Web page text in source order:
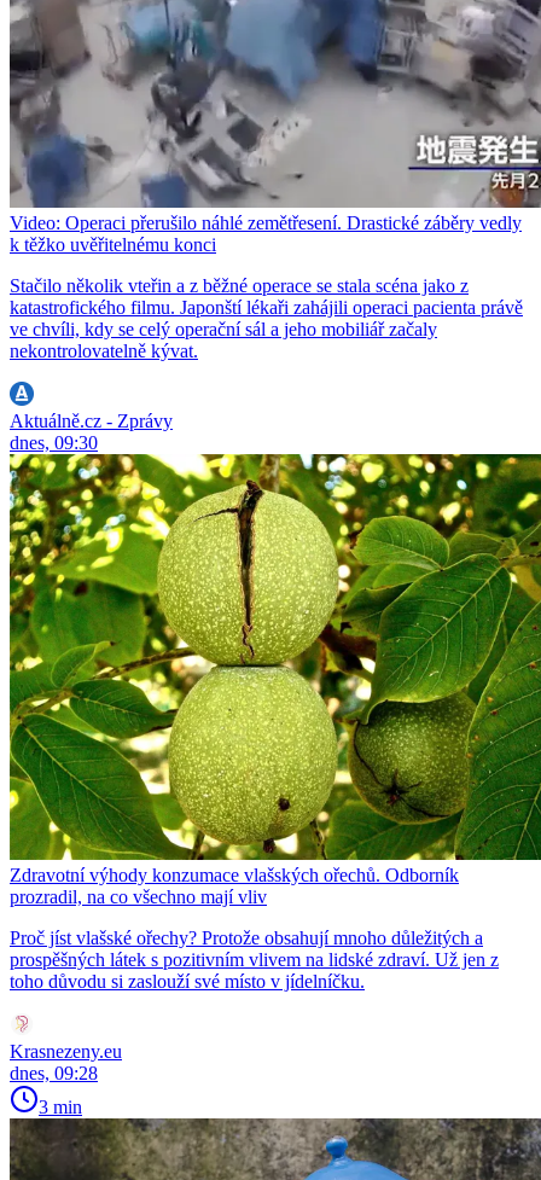
Video: Operaci přerušilo náhlé zemětřesení. Drastické záběry vedly
k těžko uvěřitelnému konci
Stačilo několik vteřin a z běžné operace se stala scéna jako z
katastrofického filmu. Japonští lékaři zahájili operaci pacienta právě
ve chvíli, kdy se celý operační sál a jeho mobiliář začaly
nekontrolovatelně kývat.
Aktuálně.cz - Zprávy
dnes, 09:30
Zdravotní výhody konzumace vlašských ořechů. Odborník
prozradil, na co všechno mají vliv
Proč jíst vlašské ořechy? Protože obsahují mnoho důležitých a
prospěšných látek s pozitivním vlivem na lidské zdraví. Už jen z
toho důvodu si zaslouží své místo v jídelníčku.
Krasnezeny.eu
dnes, 09:28
3 min